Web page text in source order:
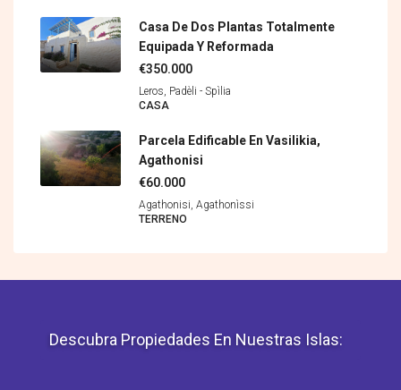
Casa De Dos Plantas Totalmente
Equipada Y Reformada
€350.000
Leros, Padèli - Spìlia
CASA
Parcela Edificable En Vasilikia,
Agathonisi
€60.000
Agathonisi, Agathonìssi
TERRENO
Descubra Propiedades En Nuestras Islas: